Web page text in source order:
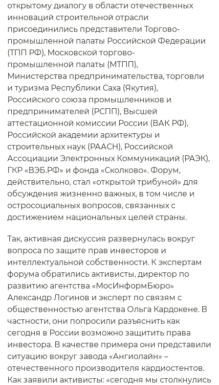
открытому диалогу в области отечественных
инноваций строительной отрасли
присоединились представители Торгово-
промышленной палаты Российской Федерации
(ТПП РФ), Московской торгово-
промышленной палаты (МТПП),
Министерства предпринимательства, торговли
и туризма Республики Саха (Якутия),
Российского союза промышленников и
предпринимателей (РСПП), Высшей
аттестационной комиссии России (ВАК РФ),
Российской академии архитектуры и
строительных наук (РААСН), Российской
Ассоциации Электронных Коммуникаций (РАЭК),
ГКР «ВЭБ.РФ» и фонда «Сколково». Форум,
действительно, стал «открытой трибуной» для
обсуждения жизненно важных, в том числе и
остросоциальных вопросов, связанных с
достижением национальных целей страны.
Так, активная дискуссия развернулась вокруг
вопроса по защите прав инвесторов и
интеллектуальной собственности. К экспертам
форума обратились активисты, директор по
развитию агентства «МосИнформБюро»
Александр Логинов и эксперт по связям с
общественностью агентства Ольга Кардокене. В
частности, они попросили разъяснить как
сегодня в России возможно защитить права
инвестора. В качестве примера они представили
ситуацию вокруг завода «Ангиолайн» –
отечественного производителя кардиостентов.
Как заявили активисты: «сегодня мы столкнулись